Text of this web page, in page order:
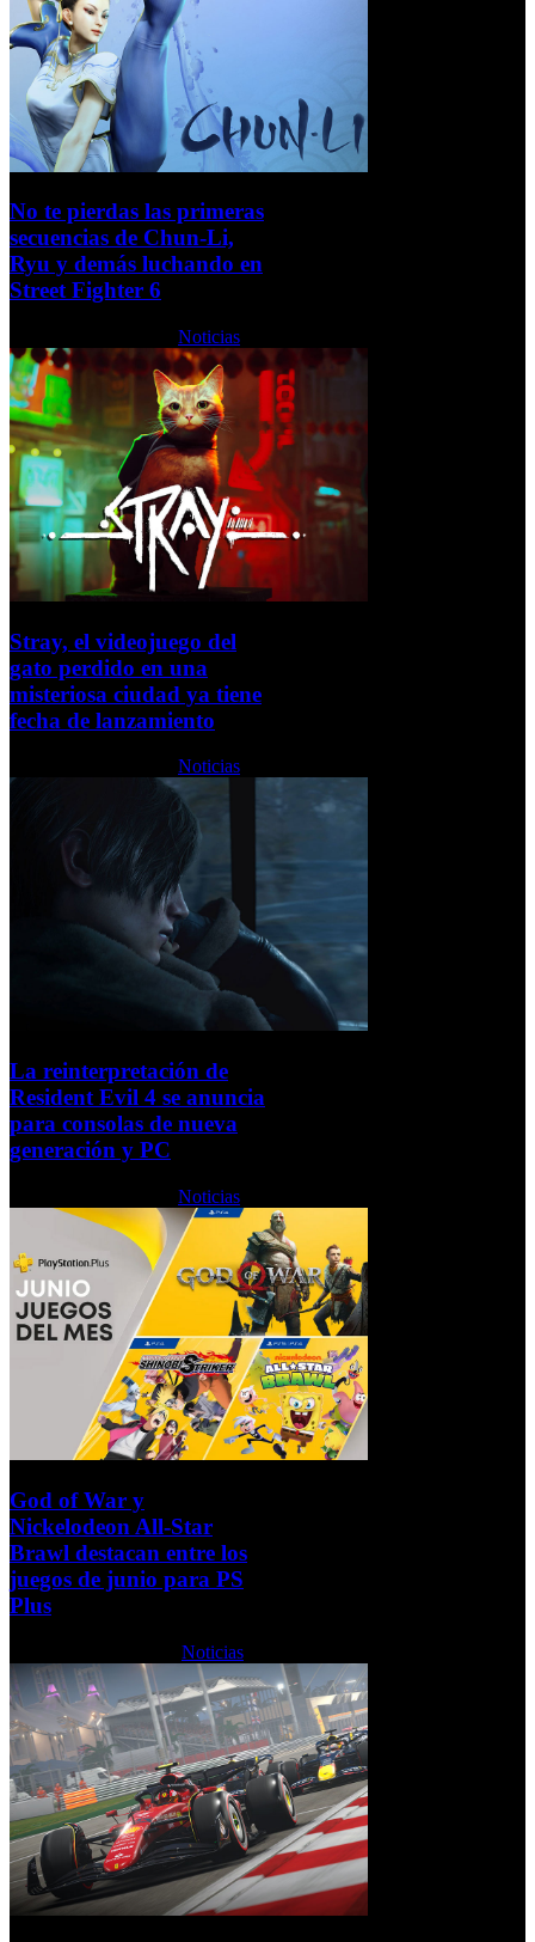
No te pierdas las primeras
secuencias de Chun-Li,
Ryu y demás luchando en
Street Fighter 6
Noticias
Stray, el videojuego del
gato perdido en una
misteriosa ciudad ya tiene
fecha de lanzamiento
Noticias
La reinterpretación de
Resident Evil 4 se anuncia
para consolas de nueva
generación y PC
Noticias
God of War y
Nickelodeon All-Star
Brawl destacan entre los
juegos de junio para PS
Plus
Noticias